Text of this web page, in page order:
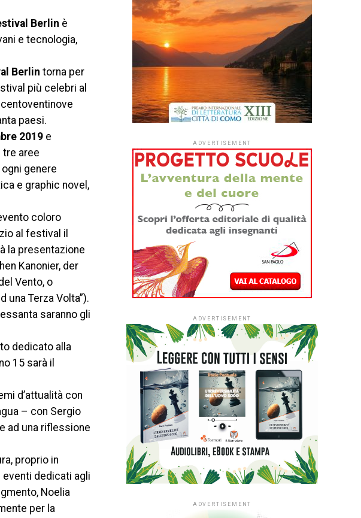
Berlin è
e tecnologia,
Berlin torna per
più celebri al
paesi.
2019 e
tre aree
genere
e graphic novel,
coloro
al festival il
la presentazione
Kanonier, der
Vento, o
una Terza Volta”).
saranno gli
dedicato alla
15 sarà il
d’attualità con
– con Sergio
ad una riflessione
proprio in
eventi dedicati agli
Noelia
per la
ADVERTISEMENT
ADVERTISEMENT
ADVERTISEMENT